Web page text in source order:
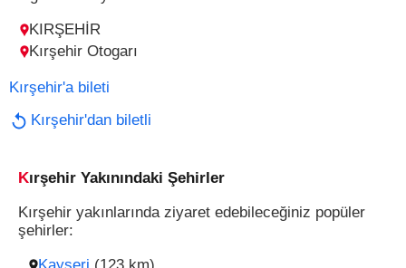
KIRŞEHİR
Kırşehir Otogarı
Kırşehir'a bileti
Kırşehir'dan biletli
Kırşehir Yakınındaki Şehirler
Kırşehir yakınlarında ziyaret edebileceğiniz popüler
şehirler: